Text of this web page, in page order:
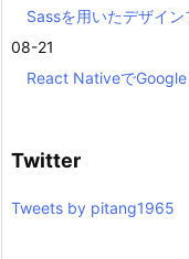
Sassを用いたデザイ
08-21
React Nativeで
Twitter
Tweets by pitang1965